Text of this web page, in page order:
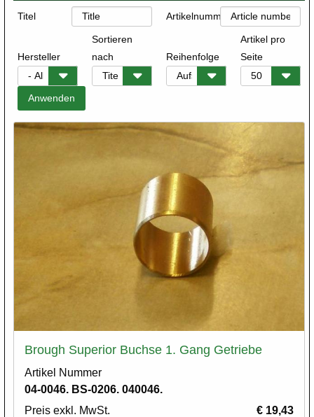
Titel Artikelnummer
Hersteller
Sortieren
nach
Reihenfolge
Artikel pro
Seite
Brough Superior Buchse 1. Gang Getriebe
Artikel Nummer
04-0046. BS-0206. 040046.
Preis exkl. MwSt.
€ 19,43